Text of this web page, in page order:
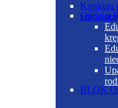
BLOK
Oddział
Konkurs